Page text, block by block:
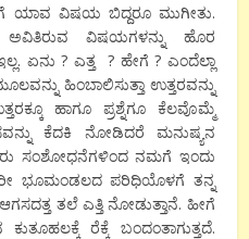
ಯಾವ ವಿಷಯ ಬಿದ್ದರೂ ಮುಗೀತು.
ಅವಿತಿರುವ ವಿಷಯಗಳನ್ನು
ಹೊರ
. ಏನು ? ಎತ್ತ ? ಹೇಗೆ ? ಎಂದೆಲ್ಲಾ
ಹಿಂಬಾಲಿಸುತ್ತಾ ಉತ್ತರವನ್ನು
ಹಾಗೂ ಪ್ರಶ್ನೆಗೂ ಕೆಲವೊಮ್ಮೆ
ಕೆದಕಿ ನೋಡಿದರೆ
ಮನುಷ್ಯನ
ಸಂಶೋಧನೆಗಳಿಂದ ನಮಗೆ ಇಂದು
ಭೂಮಂಡಲದ ಪರಿಧಿಯೊಳಗೆ ತನ್ನ
ಆಗಸದತ್ತ ತಲೆ ಎತ್ತಿ ನೋಡುತ್ತಾನೆ. ಹೀಗೆ
ಕುತೂಹಲಕ್ಕೆ ರೆಕ್ಕೆ ಬಂದಂತಾಗುತ್ತದೆ.